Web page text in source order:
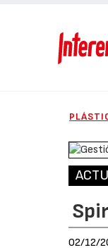
02/12/